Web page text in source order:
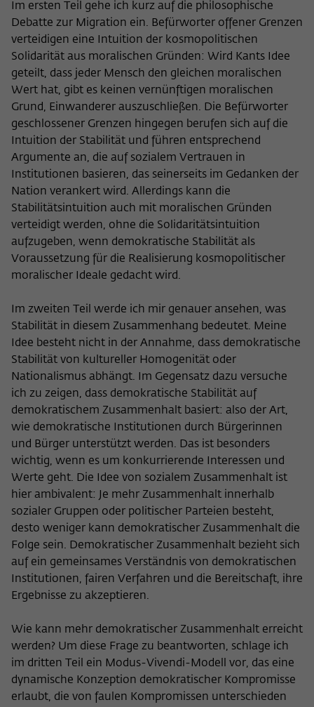
Im ersten Teil gehe ich kurz auf die philosophische
Debatte zur Migration ein. Befürworter offener Grenzen
verteidigen eine Intuition der kosmopolitischen
Solidarität aus moralischen Gründen: Wird Kants Idee
geteilt, dass jeder Mensch den gleichen moralischen
Wert hat, gibt es keinen vernünftigen moralischen
Grund, Einwanderer auszuschließen. Die Befürworter
geschlossener Grenzen hingegen berufen sich auf die
Intuition der Stabilität und führen entsprechend
Argumente an, die auf sozialem Vertrauen in
Institutionen basieren, das seinerseits im Gedanken der
Nation verankert wird. Allerdings kann die
Stabilitätsintuition auch mit moralischen Gründen
verteidigt werden, ohne die Solidaritätsintuition
aufzugeben, wenn demokratische Stabilität als
Voraussetzung für die Realisierung kosmopolitischer
moralischer Ideale gedacht wird.
Im zweiten Teil werde ich mir genauer ansehen, was
Stabilität in diesem Zusammenhang bedeutet. Meine
Idee besteht nicht in der Annahme, dass demokratische
Stabilität von kultureller Homogenität oder
Nationalismus abhängt. Im Gegensatz dazu versuche
ich zu zeigen, dass demokratische Stabilität auf
demokratischem Zusammenhalt basiert: also der Art,
wie demokratische Institutionen durch Bürgerinnen
und Bürger unterstützt werden. Das ist besonders
wichtig, wenn es um konkurrierende Interessen und
Werte geht. Die Idee von sozialem Zusammenhalt ist
hier ambivalent: Je mehr Zusammenhalt innerhalb
sozialer Gruppen oder politischer Parteien besteht,
desto weniger kann demokratischer Zusammenhalt die
Folge sein. Demokratischer Zusammenhalt bezieht sich
auf ein gemeinsames Verständnis von demokratischen
Institutionen, fairen Verfahren und die Bereitschaft, ihre
Ergebnisse zu akzeptieren.
Wie kann mehr demokratischer Zusammenhalt erreicht
werden? Um diese Frage zu beantworten, schlage ich
im dritten Teil ein Modus-Vivendi-Modell vor, das eine
dynamische Konzeption demokratischer Kompromisse
erlaubt, die von faulen Kompromissen unterschieden